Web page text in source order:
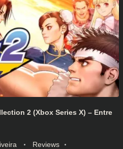
2 (Xbox Series X) – Entre
Reviews